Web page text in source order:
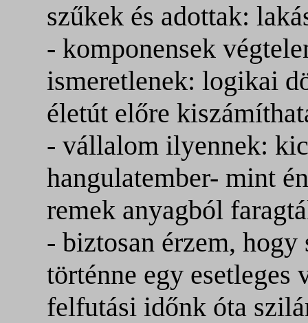
szűkek és adottak:
- komponensek
ismeretlenek: logikai
életút előre
- vállalom ilyennek:
hangulatember- mint
remek anyagból
- biztosan érzem,
történne egy
felfutási időnk óta